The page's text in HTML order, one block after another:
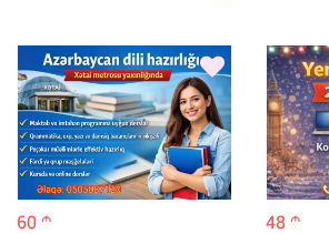
60 m 48 m